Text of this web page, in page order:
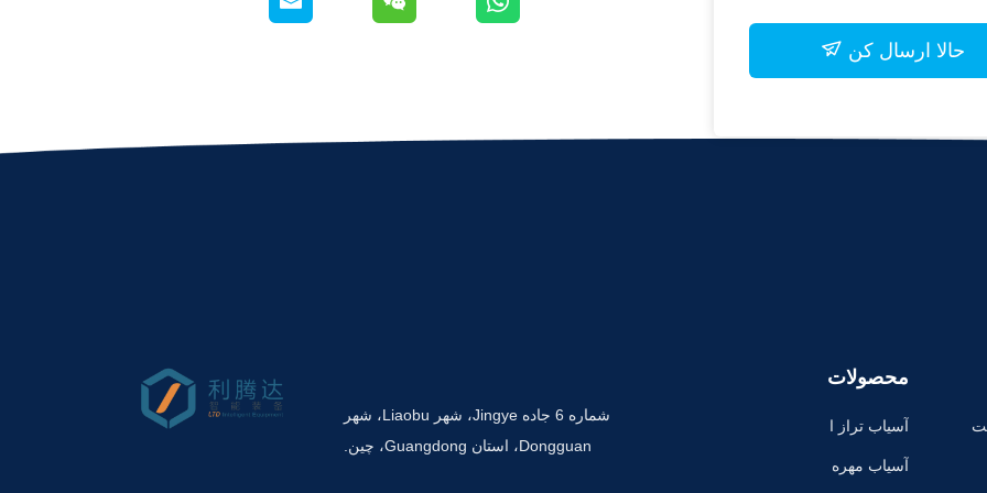
حالا ارسال کن
شماره 6 جاده Jingye، شهر Liaobu، شهر
Dongguan، استان Guangdong، چین.
محصولات
آسیاب تراز ا
فقی
آسیاب مهره